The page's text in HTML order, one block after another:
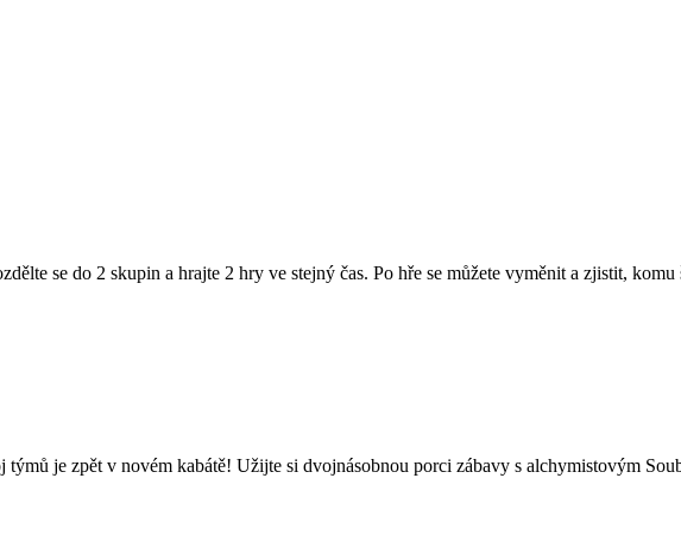
se do 2 skupin a hrajte 2 hry ve stejný čas. Po hře se můžete vyměnit a zjistit,
je zpět v novém kabátě! Užijte si dvojnásobnou porci zábavy s alchymistovým